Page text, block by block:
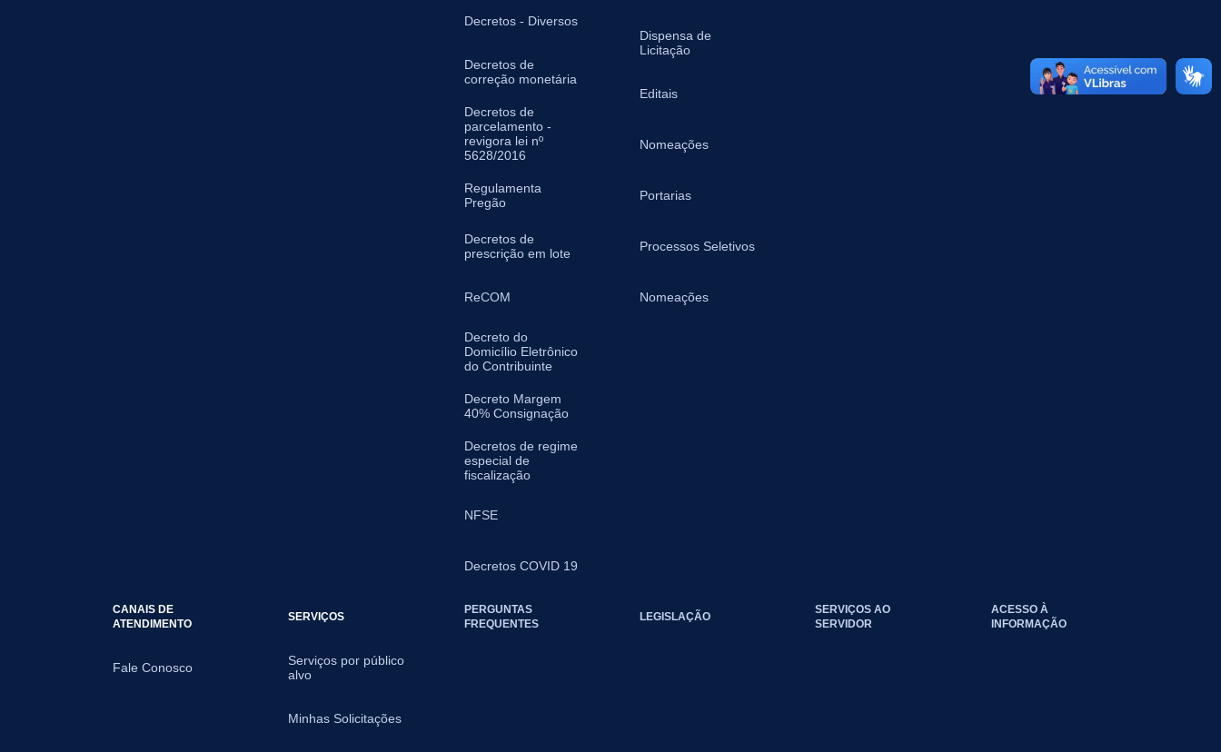
Decretos - Diversos
Decretos de
correção monetária
Decretos de
parcelamento -
revigora lei nº
5628/2016
Regulamenta
Pregão
Decretos de
prescrição em lote
ReCOM
Decreto do
Domicílio Eletrônico
do Contribuinte
Decreto Margem
40% Consignação
Decretos de regime
especial de
fiscalização
NFSE
Decretos COVID 19
Dispensa de
Licitação
Editais
Nomeações
Portarias
Processos Seletivos
Nomeações
CANAIS DE
ATENDIMENTO
Fale Conosco
SERVIÇOS
Serviços por público
alvo
Minhas Solicitações
PERGUNTAS
FREQUENTES
LEGISLAÇÃO
SERVIÇOS AO
SERVIDOR
ACESSO À
INFORMAÇÃO